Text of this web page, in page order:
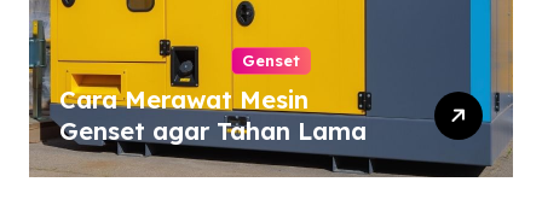
Genset
Cara Merawat Mesin
Genset agar Tahan Lama